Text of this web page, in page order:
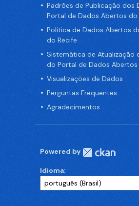
Padrões de Publicação dos
Portal de Dados Abertos do
Política de Dados Abertos
do Recife
Sistemática de Atualização
do Portal de Dados Abertos
Visualizações de Dados
Perguntas Frequentes
Agradecimentos
Powered by
Idioma